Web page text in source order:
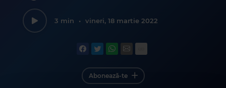
3 min • vineri, 18 martie 2022
Abonează-te